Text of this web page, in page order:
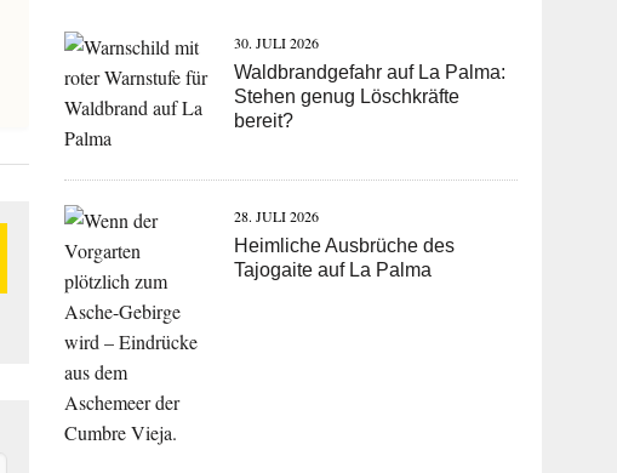
30. JULI 2026
Waldbrandgefahr auf La Palma:
Stehen genug Löschkräfte
bereit?
28. JULI 2026
Heimliche Ausbrüche des
Tajogaite auf La Palma